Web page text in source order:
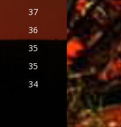
37
36
35
35
34